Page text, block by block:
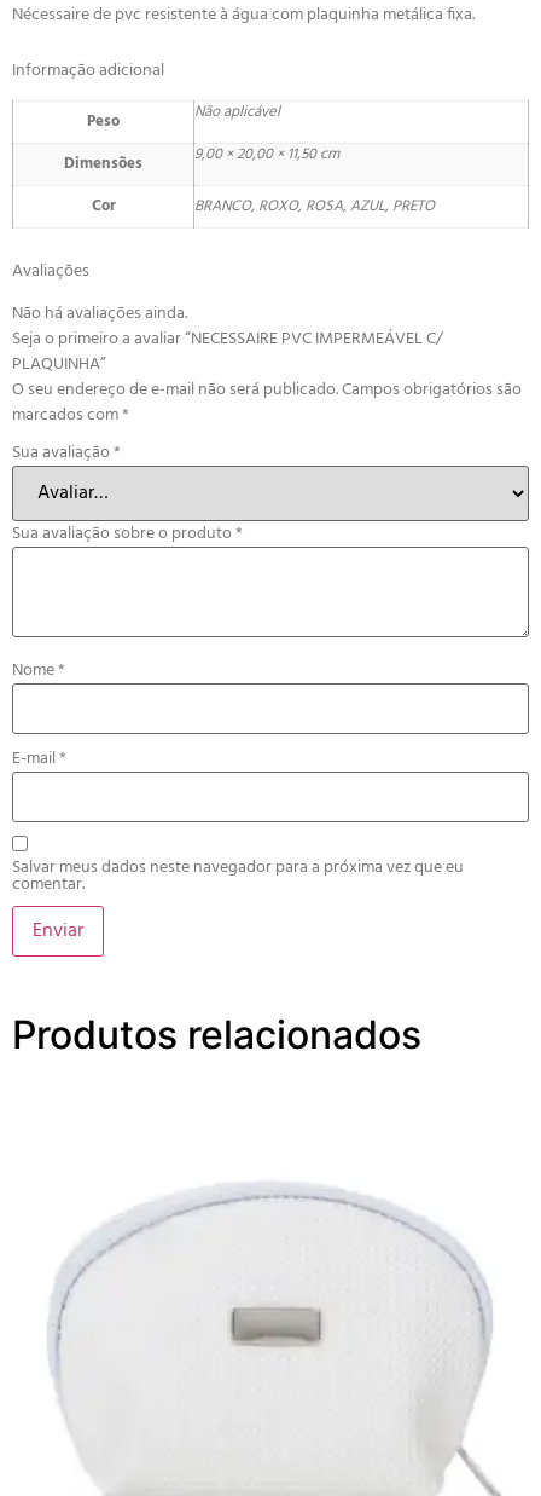
Nécessaire de pvc resistente à água com plaquinha metálica fixa.
Informação adicional
Peso Não aplicável
Dimensões 9,00 × 20,00 × 11,50 cm
Cor BRANCO, ROXO, ROSA, AZUL, PRETO
Avaliações
Não há avaliações ainda.
Seja o primeiro a avaliar “NECESSAIRE PVC IMPERMEÁVEL C/
PLAQUINHA”
O seu endereço de e-mail não será publicado.Campos obrigatórios são
marcados com*
Sua avaliação*
Sua avaliação sobre o produto*
Nome*
E-mail*
Salvar meus dados neste navegador para a próxima vez que eu
comentar.
Produtos relacionados